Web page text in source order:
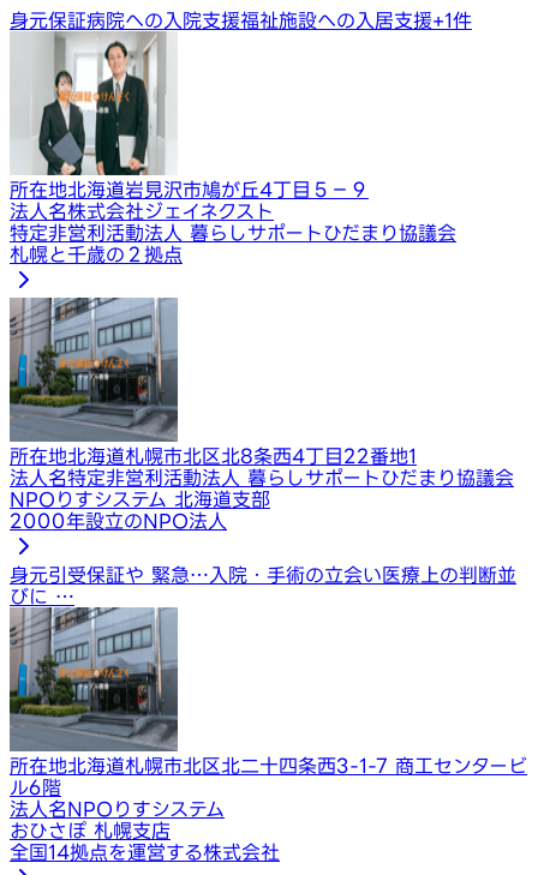
身元保証病院への入院支援福祉施設への入居支援+1件
所在地北海道岩見沢市鳩が丘4丁目５−９
法人名株式会社ジェイネクスト
特定非営利活動法人 暮らしサポートひだまり協議会
札幌と千歳の２拠点
所在地北海道札幌市北区北8条西4丁目22番地1
法人名特定非営利活動法人 暮らしサポートひだまり協議会
NPOりすシステム 北海道支部
2000年設立のNPO法人
身元引受保証や 緊急… 入院・手術の立会い医療上の判断並
びに …
所在地北海道札幌市北区北二十四条西3-1-7 商工センタービ
ル6階
法人名NPOりすシステム
おひさぽ 札幌支店
全国14拠点を運営する株式会社